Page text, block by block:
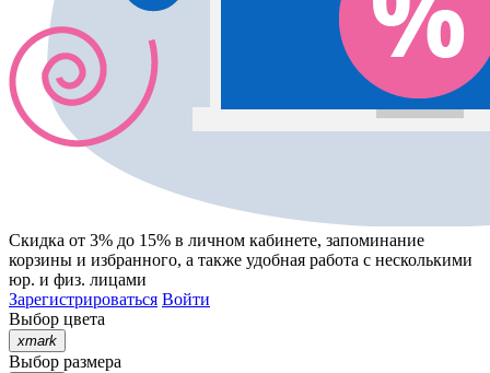
Скидка от 3% до 15% в личном кабинете, запоминание
корзины и избранного, а также удобная работа с несколькими
юр. и физ. лицами
Зарегистрироваться Войти
Выбор цвета
xmark
Выбор размера